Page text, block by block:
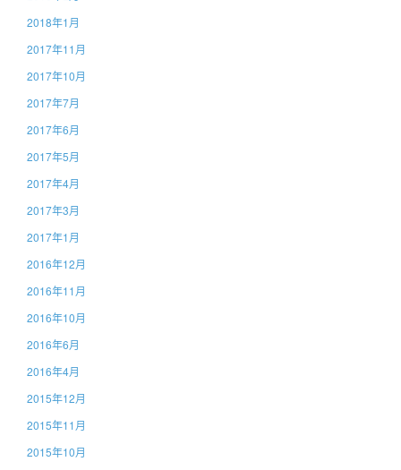
2018年1月
2017年11月
2017年10月
2017年7月
2017年6月
2017年5月
2017年4月
2017年3月
2017年1月
2016年12月
2016年11月
2016年10月
2016年6月
2016年4月
2015年12月
2015年11月
2015年10月